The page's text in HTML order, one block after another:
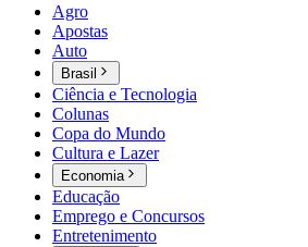
Agro
Apostas
Auto
Brasil
Ciência e Tecnologia
Colunas
Copa do Mundo
Cultura e Lazer
Economia
Educação
Emprego e Concursos
Entretenimento